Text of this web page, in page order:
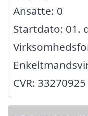
Ansatte: 0
Startdato: 01.
CVR: 33270925